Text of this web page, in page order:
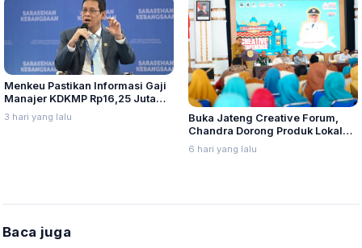
Menkeu Pastikan Informasi Gaji
Manajer KDKMP Rp16,25 Juta
Tidak Benar
3 hari yang lalu
Buka Jateng Creative Forum,
Chandra Dorong Produk Lokal
Pati Naik Kelas
6 hari yang lalu
Baca juga